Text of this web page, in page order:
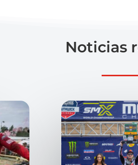
Noticias